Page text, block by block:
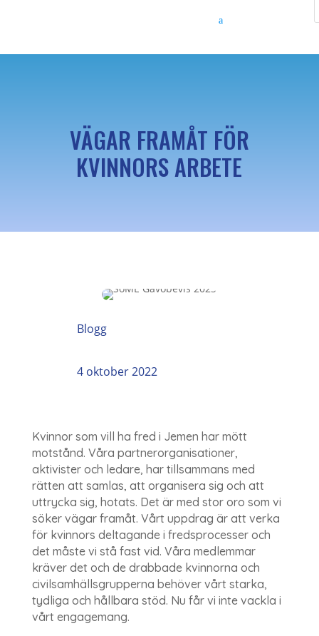
VÄGAR FRAMÅT FÖR
KVINNORS ARBETE
Blogg
4 oktober 2022
Kvinnor som vill ha fred i Jemen har mött
motstånd. Våra partnerorganisationer,
aktivister och ledare, har tillsammans med
rätten att samlas, att organisera sig och att
uttrycka sig, hotats. Det är med stor oro som vi
söker vägar framåt. Vårt uppdrag är att verka
för kvinnors deltagande i fredsprocesser och
det måste vi stå fast vid. Våra medlemmar
kräver det och de drabbade kvinnorna och
civilsamhällsgrupperna behöver vårt starka,
tydliga och hållbara stöd. Nu får vi inte vackla i
vårt engagemang.